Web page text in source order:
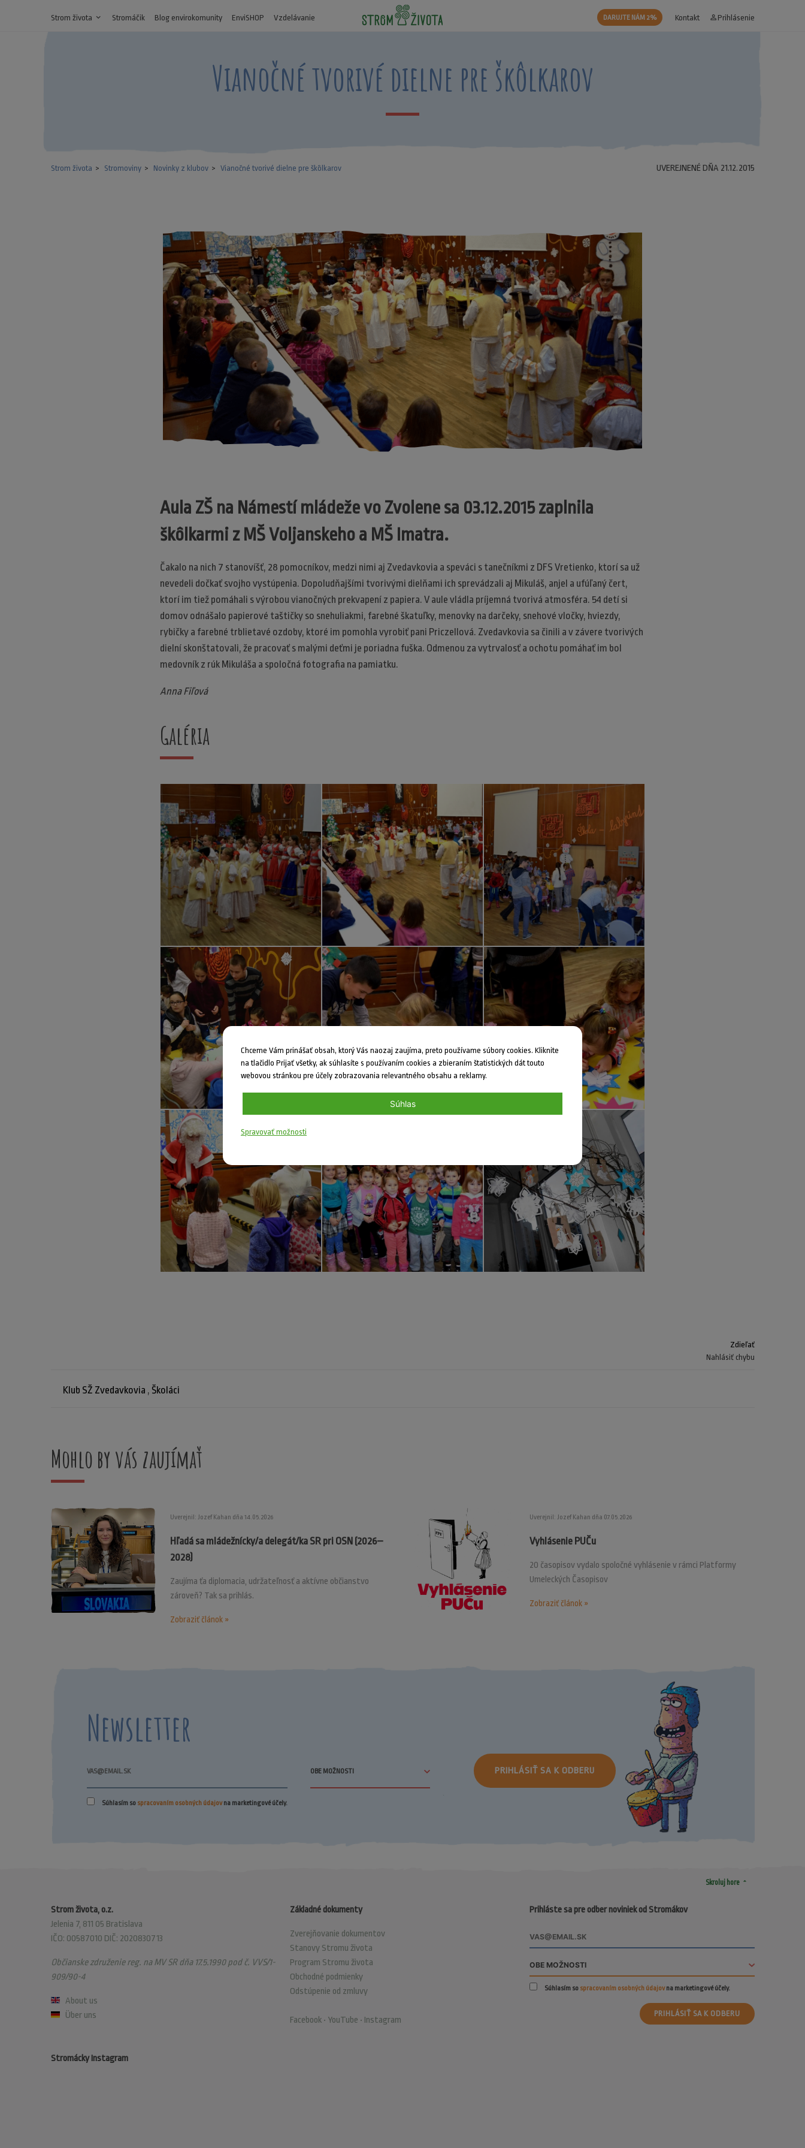
Strom života expand_more Stromáčik Blog envirokomunity EnviSHOP Vzdelávanie DARUJTE NÁM 2% Kontakt person_outline Prihlásenie
Vianočné tvorivé dielne pre škôlkarov
Strom života Stromoviny Novinky z klubov Vianočné tvorivé dielne pre škôlkarov UVEREJNENÉ DŇA 21.12.2015
Aula ZŠ na Námestí mládeže vo Zvolene sa 03.12.2015 zaplnila
škôlkarmi z MŠ Voljanskeho a MŠ Imatra.
Čakalo na nich 7 stanovíšť, 28 pomocníkov, medzi nimi aj Zvedavkovia a speváci s tanečníkmi z DFS Vretienko, ktorí sa už
nevedeli dočkať svojho vystúpenia. Dopoludňajšími tvorivými dielňami ich sprevádzali aj Mikuláš, anjel a ufúľaný čert,
ktorí im tiež pomáhali s výrobou vianočných prekvapení z papiera. V aule vládla príjemná tvorivá atmosféra. 54 detí si
domov odnášalo papierové taštičky so snehuliakmi, farebné škatuľky, menovky na darčeky, snehové vločky, hviezdy,
rybičky a farebné trblietavé ozdoby, ktoré im pomohla vyrobiť pani Priczellová. Zvedavkovia sa činili a v závere tvorivých
dielní skonštatovali, že pracovať s malými deťmi je poriadna fuška. Odmenou za vytrvalosť a ochotu pomáhať im bol
medovník z rúk Mikuláša a spoločná fotografia na pamiatku.
Anna Fiľová
Galéria
Zdieľať
Nahlásiť chybu
Klub SŽ Zvedavkovia , Školáci
Mohlo by vás zaujímať
Uverejnil: Jozef Kahan dňa 14.05.2026
Hľadá sa mládežnícky/a delegát/ka SR pri OSN (2026–
2028)
Zaujíma ťa diplomacia, udržateľnosť a aktívne občianstvo
zároveň? Tak sa prihlás.
Zobraziť článok »
Uverejnil: Jozef Kahan dňa 07.05.2026
Vyhlásenie PUČu
20 časopisov vydalo spoločné vyhlásenie v rámci Platformy
Umeleckých Časopisov
Zobraziť článok »
Newsletter
Súhlasím so spracovaním osobných údajovna marketingové účely.
PRIHLÁSIŤ SA K ODBERU
Skroluj hore arrow_drop_up
Strom života, o.z.
Jelenia 7, 811 05 Bratislava
IČO: 00587010 DIČ: 2020830713
Občianske združenie reg. na MV SR dňa 17.5.1990 pod č. VVS/1-
909/90-4
About us
Über uns
Základné dokumenty
Zverejňovanie dokumentov
Stanovy Stromu života
Program Stromu života
Obchodné podmienky
Odstúpenie od zmluvy
Facebook • YouTube • Instagram
Prihláste sa pre odber noviniek od Stromákov
Súhlasím so spracovaním osobných údajovna marketingové účely.
PRIHLÁSIŤ SA K ODBERU
Stromácky Instagram
Chceme Vám prinášať obsah, ktorý Vás naozaj zaujíma, preto používame súbory cookies. Kliknite
na tlačidlo Prijať všetky, ak súhlasíte s používaním cookies a zbieraním štatistických dát touto
webovou stránkou pre účely zobrazovania relevantného obsahu a reklamy.
Súhlas
Spravovať možnosti